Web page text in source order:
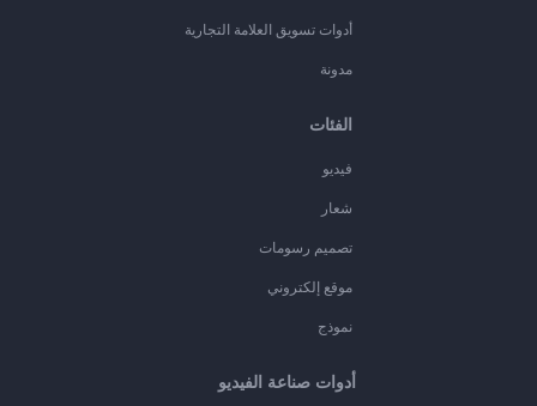
أدوات تسويق العلامة التجارية
مدونة
الفئات
فيديو
شعار
تصميم رسومات
موقع إلكتروني
نموذج
أدوات صناعة الفيديو